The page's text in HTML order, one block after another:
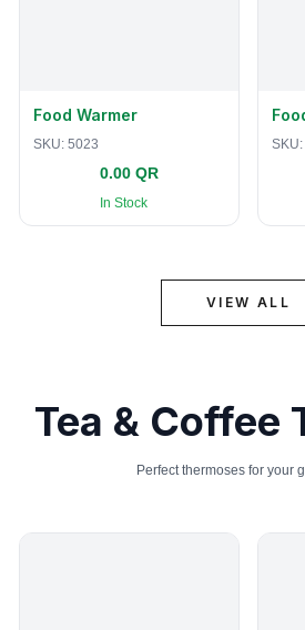
Food Warmer
SKU: 5023
0.00 QR
In Stock
SKU:
VIEW ALL
Tea & Coffee
Perfect thermoses for your